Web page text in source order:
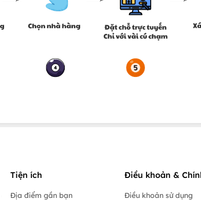
Tiện ích
Địa điểm gần bạn
Điều khoản &
Điều khoản sử dụng